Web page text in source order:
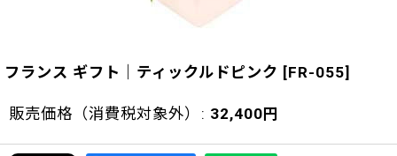
フランス ギフト｜ティックルドピンク [FR-055]
販売価格（消費税対象外） : 32,400 円